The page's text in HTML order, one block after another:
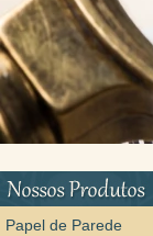
Papel de Parede